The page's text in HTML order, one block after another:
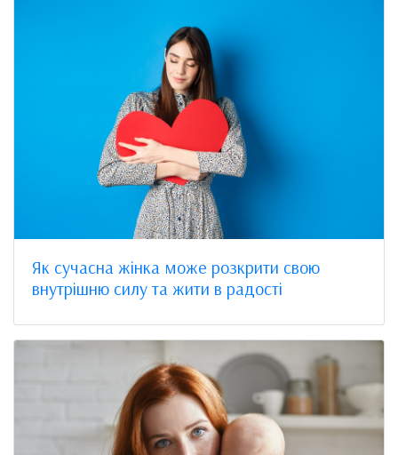
Як сучасна жінка може розкрити свою
внутрішню силу та жити в радості